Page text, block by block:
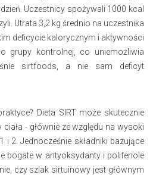
Uczestnicy spożywali 1000 kcal
Utrata 3,2 kg średnio na uczestnika
deficycie kalorycznym i aktywności
grupy kontrolnej, co uniemożliwia
sirtfoods, a nie sam deficyt
Dieta SIRT może skutecznie
- głównie ze względu na wysoki
i 2. Jednocześnie składniki bazujące
bogate w antyoksydanty i polifenole
czy szlak sirtuinowy jest głównym